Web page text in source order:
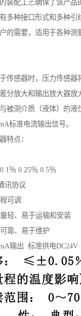
装配工艺确保了该产品
多种接口形式和多种引
的需要，适用于各种测
传感器时，压力传感器
分放大和输出放大器放
被测介质（液体）的液
标准电流输出信号。
特点：
％ 0.25％ 0.5％
讯协议
可调
轻、易于运输和安装
靠、易于维护
输出 标准供电DC24V